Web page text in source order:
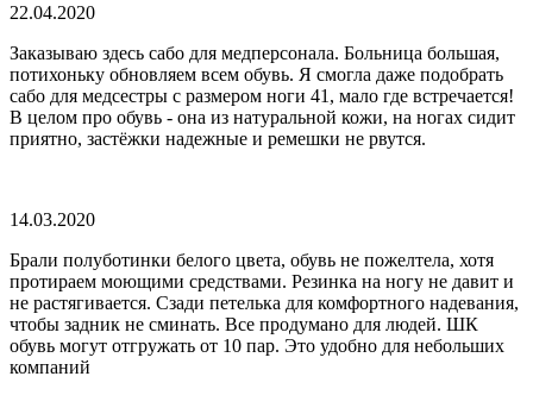
22.04.2020
Заказываю здесь сабо для медперсонала. Больница большая,
потихоньку обновляем всем обувь. Я смогла даже подобрать
сабо для медсестры с размером ноги 41, мало где встречается!
В целом про обувь - она из натуральной кожи, на ногах сидит
приятно, застёжки надежные и ремешки не рвутся.
14.03.2020
Брали полуботинки белого цвета, обувь не пожелтела, хотя
протираем моющими средствами. Резинка на ногу не давит и
не растягивается. Сзади петелька для комфортного надевания,
чтобы задник не сминать. Все продумано для людей. ШК
обувь могут отгружать от 10 пар. Это удобно для небольших
компаний